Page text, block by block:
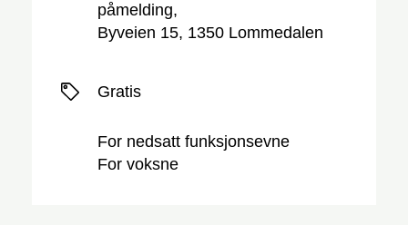
påmelding,
Byveien 15, 1350 Lommedalen
Gratis
For nedsatt funksjonsevne
For voksne